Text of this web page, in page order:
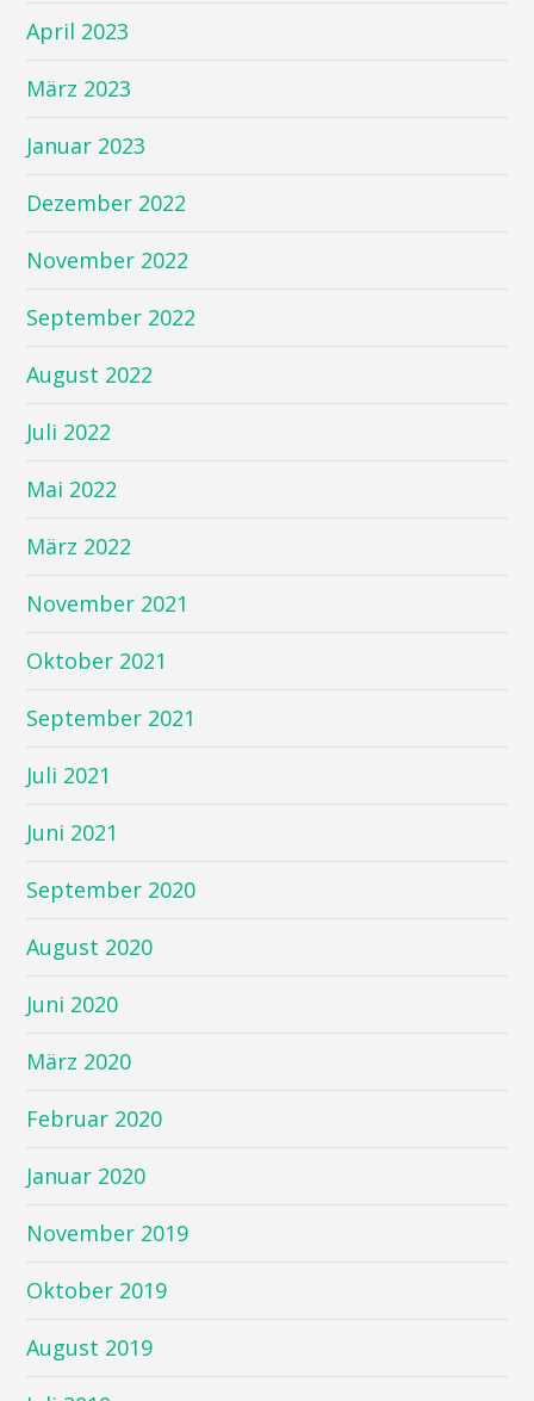
April 2023
März 2023
Januar 2023
Dezember 2022
November 2022
September 2022
August 2022
Juli 2022
Mai 2022
März 2022
November 2021
Oktober 2021
September 2021
Juli 2021
Juni 2021
September 2020
August 2020
Juni 2020
März 2020
Februar 2020
Januar 2020
November 2019
Oktober 2019
August 2019